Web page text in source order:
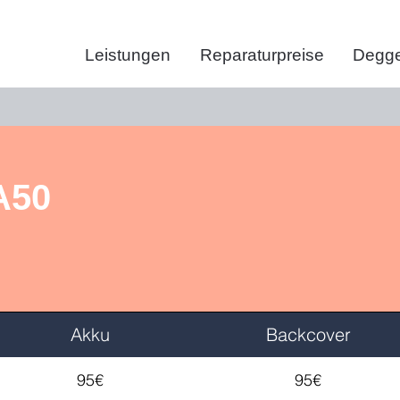
Leistungen Reparaturpreise
Akku Backcover
95€ 95€